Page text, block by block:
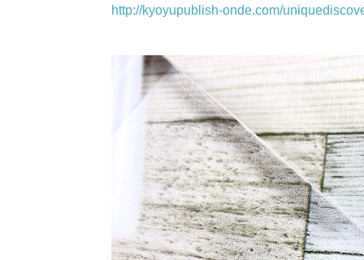
http://kyoyupublish-onde.com/